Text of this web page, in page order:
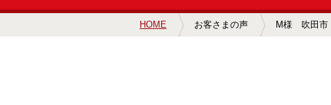
HOME お客さまの声 M様 吹田市